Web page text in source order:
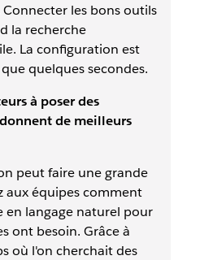
Connecter les bons outils
la recherche
La configuration est
quelques secondes.
à poser des
de meilleurs
peut faire une grande
aux équipes comment
en langage naturel pour
ont besoin. Grâce à
où l'on cherchait des